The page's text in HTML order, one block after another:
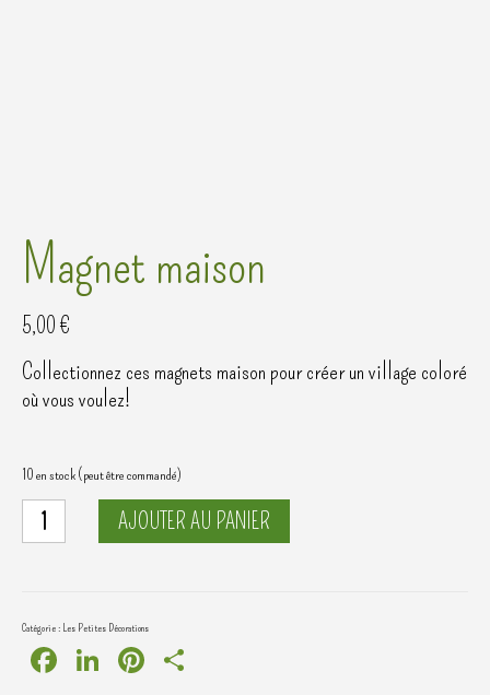
Magnet maison
5,00 €
Collectionnez ces magnets maison pour créer un village coloré
où vous voulez!
10 en stock (peut être commandé)
quantité
de
AJOUTER AU PANIER
Catégorie : Les Petites Décorations
FacebookLinkedInPinterest